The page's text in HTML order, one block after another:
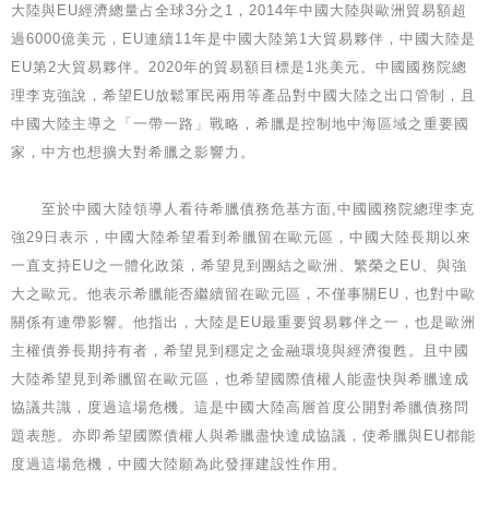
大陸與EU經濟總量占全球3分之1，2014年中國大陸與歐洲貿易額超
過6000億美元，EU連續11年是中國大陸第1大貿易夥伴，中國大陸是
EU第2大貿易夥伴。2020年的貿易額目標是1兆美元。中國國務院總
理李克強說，希望EU放鬆軍民兩用等產品對中國大陸之出口管制，且
中國大陸主導之「一帶一路」戰略，希臘是控制地中海區域之重要國
家，中方也想擴大對希臘之影響力。
至於中國大陸領導人看待希臘債務危基方面,中國國務院總理李克
強29日表示，中國大陸希望看到希臘留在歐元區，中國大陸長期以來
一直支持EU之一體化政策，希望見到團結之歐洲、繁榮之EU、與強
大之歐元。他表示希臘能否繼續留在歐元區，不僅事關EU，也對中歐
關係有連帶影響。他指出，大陸是EU最重要貿易夥伴之一，也是歐洲
主權債券長期持有者，希望見到穩定之金融環境與經濟復甦。且中國
大陸希望見到希臘留在歐元區，也希望國際債權人能盡快與希臘達成
協議共識，度過這場危機。這是中國大陸高層首度公開對希臘債務問
題表態。亦即希望國際債權人與希臘盡快達成協議，使希臘與EU都能
度過這場危機，中國大陸願為此發揮建設性作用。